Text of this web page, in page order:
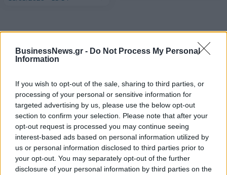
BusinessNews.gr - Do Not Process My Personal
Information
If you wish to opt-out of the sale, sharing to third parties, or
processing of your personal or sensitive information for
targeted advertising by us, please use the below opt-out
section to confirm your selection. Please note that after your
opt-out request is processed you may continue seeing
interest-based ads based on personal information utilized by
us or personal information disclosed to third parties prior to
your opt-out. You may separately opt-out of the further
disclosure of your personal information by third parties on the
ΡΟΗ ΕΙΔΗΣΕΩΝ